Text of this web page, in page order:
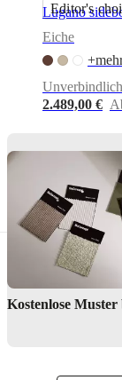
Höherer
Montageaufwand
Downloads
Produktblatt
Editor's
Lugano
Eiche
2.489,00 €
Kostenlose Muster